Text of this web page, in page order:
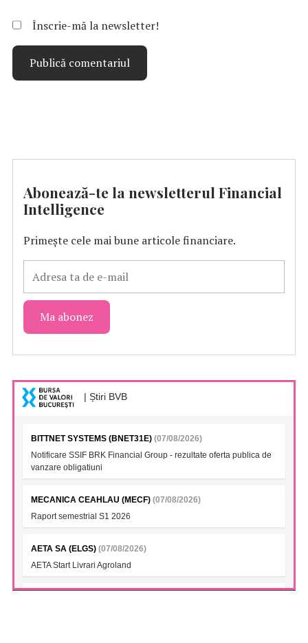
Înscrie-mă la newsletter!
Abonează-te la newsletterul Financial
Intelligence
Primește cele mai bune articole financiare.
| Știri BVB
BITTNET SYSTEMS (BNET31E) (07/08/2026)
Notificare SSIF BRK Financial Group - rezultate oferta publica de
vanzare obligatiuni
MECANICA CEAHLAU (MECF) (07/08/2026)
Raport semestrial S1 2026
AETA SA (ELGS) (07/08/2026)
AETA Start Livrari Agroland